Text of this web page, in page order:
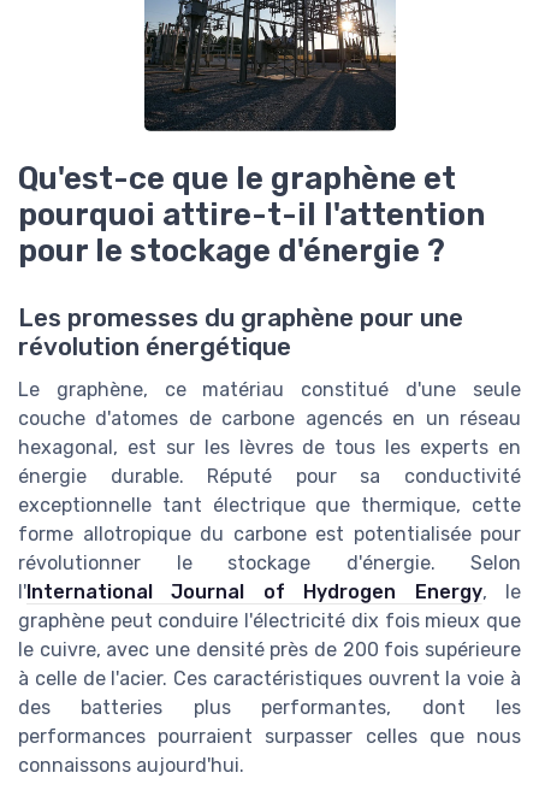
Qu'est-ce que le graphène et
pourquoi attire-t-il l'attention
pour le stockage d'énergie ?
Les promesses du graphène pour une
révolution énergétique
Le graphène, ce matériau constitué d'une seule
couche d'atomes de carbone agencés en un réseau
hexagonal, est sur les lèvres de tous les experts en
énergie durable. Réputé pour sa conductivité
exceptionnelle tant électrique que thermique, cette
forme allotropique du carbone est potentialisée pour
révolutionner le stockage d'énergie. Selon
l'International Journal of Hydrogen Energy, le
graphène peut conduire l'électricité dix fois mieux que
le cuivre, avec une densité près de 200 fois supérieure
à celle de l'acier. Ces caractéristiques ouvrent la voie à
des batteries plus performantes, dont les
performances pourraient surpasser celles que nous
connaissons aujourd'hui.